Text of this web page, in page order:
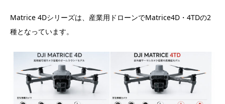
Matrice 4Dシリーズは、産業用ドローンでMatrice4D・4TDの2
種となっています。